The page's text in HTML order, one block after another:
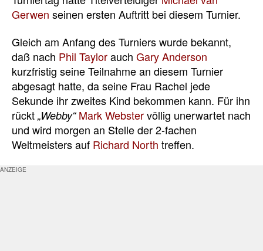
Gerwen seinen ersten Auftritt bei diesem Turnier.
Gleich am Anfang des Turniers wurde bekannt,
daß nach Phil Taylorauch Gary Anderson
kurzfristig seine Teilnahme an diesem Turnier
abgesagt hatte, da seine Frau Rachel jede
Sekunde ihr zweites Kind bekommen kann. Für ihn
rückt „Webby“ Mark Webstervöllig unerwartet nach
und wird morgen an Stelle der 2-fachen
Weltmeisters auf Richard North treffen.